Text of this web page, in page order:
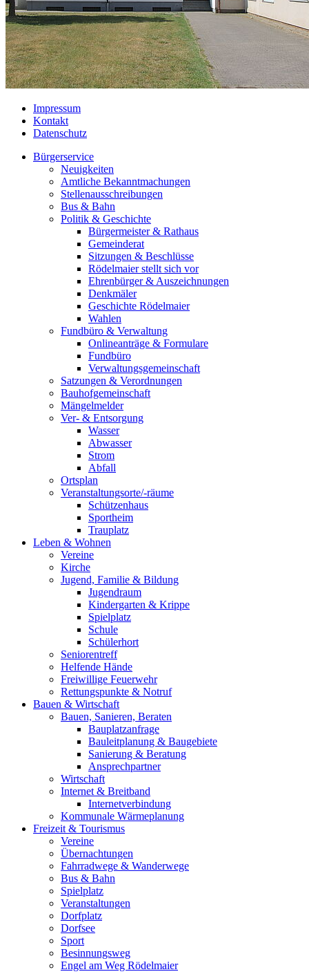
Impressum
Kontakt
Datenschutz
Bürgerservice
Neuigkeiten
Amtliche Bekanntmachungen
Stellenausschreibungen
Bus & Bahn
Politik & Geschichte
Bürgermeister & Rathaus
Gemeinderat
Sitzungen & Beschlüsse
Rödelmaier stellt sich vor
Ehrenbürger & Auszeichnungen
Denkmäler
Geschichte Rödelmaier
Wahlen
Fundbüro & Verwaltung
Onlineanträge & Formulare
Fundbüro
Verwaltungsgemeinschaft
Satzungen & Verordnungen
Bauhofgemeinschaft
Mängelmelder
Ver- & Entsorgung
Wasser
Abwasser
Strom
Abfall
Ortsplan
Veranstaltungsorte/-räume
Schützenhaus
Sportheim
Trauplatz
Leben & Wohnen
Vereine
Kirche
Jugend, Familie & Bildung
Jugendraum
Kindergarten & Krippe
Spielplatz
Schule
Schülerhort
Seniorentreff
Helfende Hände
Freiwillige Feuerwehr
Rettungspunkte & Notruf
Bauen & Wirtschaft
Bauen, Sanieren, Beraten
Bauplatzanfrage
Bauleitplanung & Baugebiete
Sanierung & Beratung
Ansprechpartner
Wirtschaft
Internet & Breitband
Internetverbindung
Kommunale Wärmeplanung
Freizeit & Tourismus
Vereine
Übernachtungen
Fahrradwege & Wanderwege
Bus & Bahn
Spielplatz
Veranstaltungen
Dorfplatz
Dorfsee
Sport
Besinnungsweg
Engel am Weg Rödelmaier